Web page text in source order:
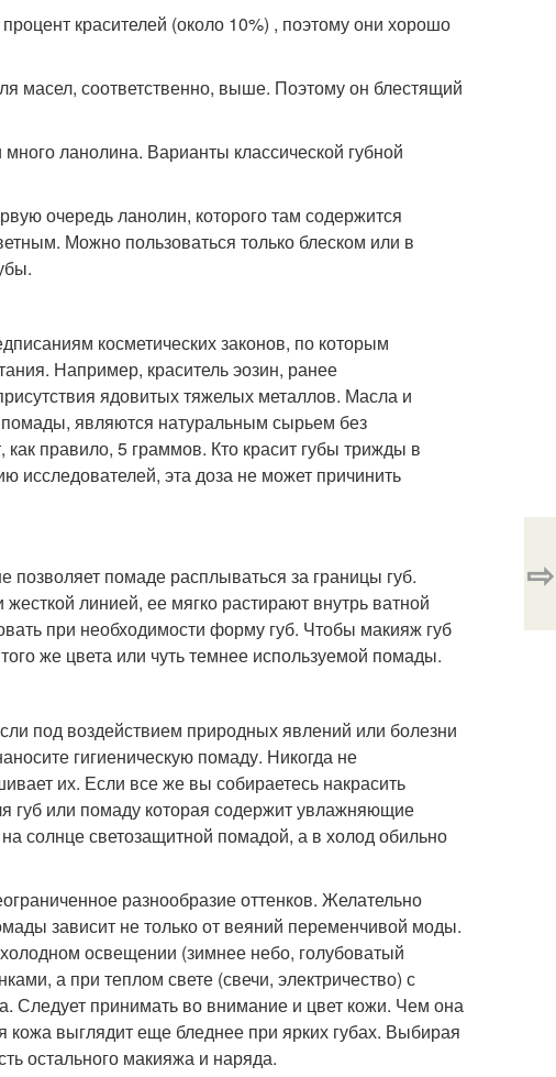
красителей (около 10%) , поэтому они хорошо
масел, соответственно, выше. Поэтому он блестящий
ланолина. Варианты классической губной
очередь ланолин, которого там содержится
Можно пользоваться только блеском или в
косметических законов, по которым
Например, краситель эозин, ранее
ядовитых тяжелых металлов. Масла и
являются натуральным сырьем без
правило, 5 граммов. Кто красит губы трижды в
эта доза не может причинить
помаде расплываться за границы губ.
линией, ее мягко растирают внутрь ватной
при необходимости форму губ. Чтобы макияж губ
же цвета или чуть темнее используемой помады.
под воздействием природных явлений или болезни
гигиеническую помаду. Никогда не
их. Если все же вы собираетесь накрасить
губ или помаду которая содержит увлажняющие
солнце светозащитной помадой, а в холод обильно
разнообразие оттенков. Желательно
зависит не только от веяний переменчивой моды.
освещении (зимнее небо, голубоватый
а при теплом свете (свечи, электричество) с
Следует принимать во внимание и цвет кожи. Чем она
выглядит еще бледнее при ярких губах. Выбирая
остального макияжа и наряда.
⇨